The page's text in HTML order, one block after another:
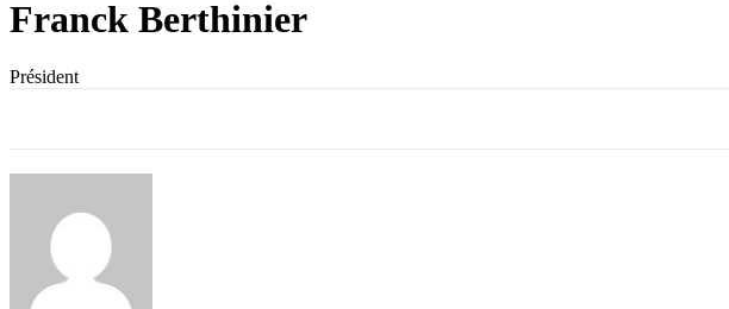
Franck Berthinier
Président